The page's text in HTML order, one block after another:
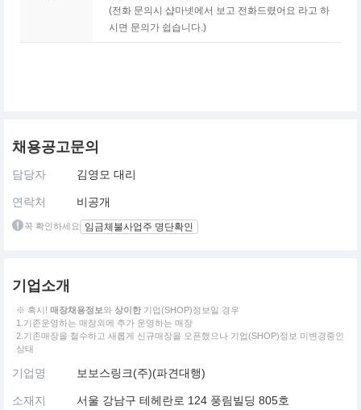
(전화 문의시 샵마넷에서 보고 전화드렸어요 라고 하
시면 문의가 쉽습니다.)
채용공고문의
담당자 김영모 대리
연락처 비공개
꼭 확인하세요 임금체불사업주 명단확인
기업소개
※ 혹시! 매장채용정보와 상이한 기업(SHOP)정보일 경우
1.기존운영하는 매장외에 추가 운영하는 매장
2.기존매장을 철수하고 새롭게 신규매장을 오픈했으나 기업(SHOP)정보 미변경중인
상태
기업명 보보스링크(주)(파견대행)
소재지 서울 강남구 테헤란로 124 풍림빌딩 805호